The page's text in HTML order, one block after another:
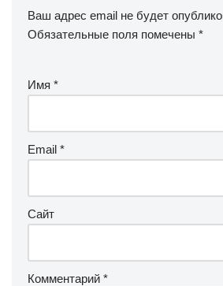
Ваш адрес email не будет
Обязательные поля помечены *
Имя *
Email *
Сайт
Комментарий *